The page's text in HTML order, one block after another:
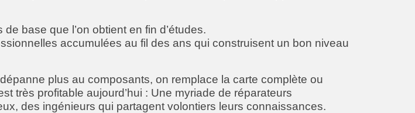
base que l’on obtient en fin d’études.
accumulées au fil des ans qui construisent un bon niveau
plus au composants, on remplace la carte complète ou
très profitable aujourd’hui : Une myriade de réparateurs
des ingénieurs qui partagent volontiers leurs connaissances.